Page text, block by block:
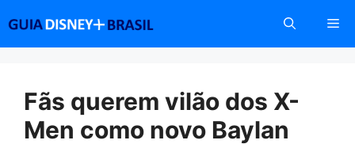
conteúdo
Fãs querem vilão dos X-
Men como novo Baylan